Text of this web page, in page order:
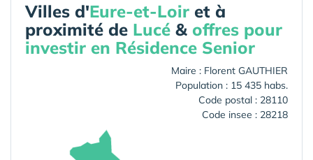
Villes d'Eure-et-Loir et à
proximité de Lucé & offres pour
investir en Résidence Senior
Maire : Florent GAUTHIER
Population : 15 435 habs.
Code postal : 28110
Code insee : 28218